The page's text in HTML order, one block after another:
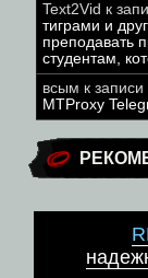
Text2Vid к
тиграми и
преподавать
студентам,
всым к записи
MTProxy